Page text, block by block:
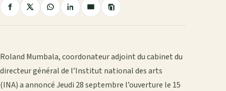
Partager
sur
Partager
sur
Partager
sur
Partager
sur
Partager
par
mail
Copier
le
lien
Roland Mumbala, coordonateur adjoint du cabinet du
directeur général de l’Institut national des arts
(INA) a annoncé Jeudi 28 septembre l’ouverture le 15